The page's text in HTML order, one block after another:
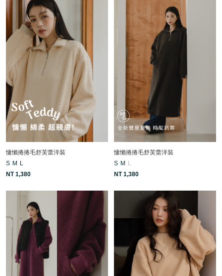
慵懶捲捲毛舒芙蕾洋裝
S M L
NT 1,380
慵懶捲捲毛舒芙蕾洋裝
S M L
NT 1,380